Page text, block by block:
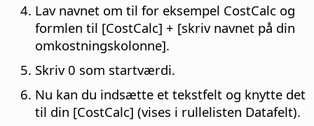
Lav navnet om til for eksempel CostCalc og
formlen til [CostCalc] + [skriv navnet på din
omkostningskolonne].
Skriv 0 som startværdi.
Nu kan du indsætte et tekstfelt og knytte det
til din [CostCalc] (vises i rullelisten Datafelt).